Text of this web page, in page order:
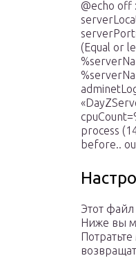
@echo off
(Equal or
process
before..
Этот
Ниже вы